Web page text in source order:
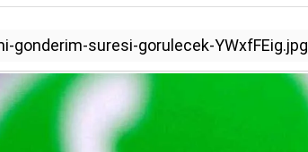
gonderim-suresi-gorulecek-YWxfFEig.jpg